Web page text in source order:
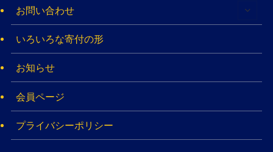
お問い合わせ
いろいろな寄付の形
お知らせ
会員ページ
プライバシーポリシー